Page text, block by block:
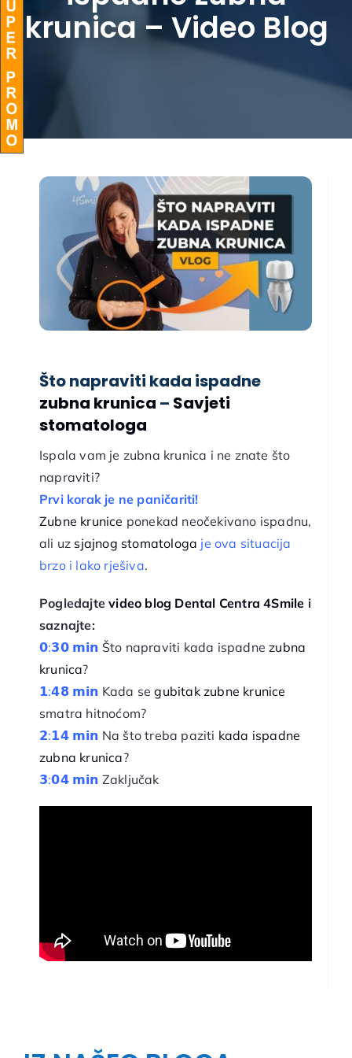
BLOG
krunica – Video Blog
Što napraviti kada ispadne
zubna krunica – Savjeti
stomatologa
Ispala vam je zubna krunica i ne znate što
napraviti?
Prvi korak je ne paničariti!
Zubne krunice ponekad neočekivano ispadnu,
ali uz sjajnog stomatologa je ova situacija
brzo i lako rješiva.
Pogledajtevideo blog Dental Centra 4Smile i
saznajte:
𝟬:𝟯𝟬 𝗺𝗶𝗻 Što napraviti kada ispadnezubna
krunica?
𝟭:𝟰𝟴 𝗺𝗶𝗻 Kada segubitak zubne krunice
smatra hitnoćom?
𝟮:𝟭𝟰 𝗺𝗶𝗻 Na što treba paziti kada ispadne
zubna krunica?
𝟯:𝟬𝟰 𝗺𝗶𝗻 Zaključak